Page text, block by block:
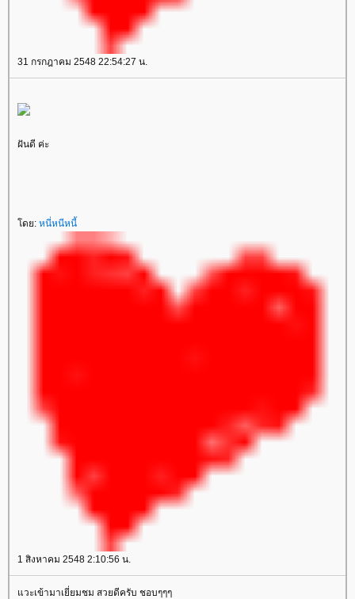
31 กรกฎาคม 2548 22:54:27 น.
ฝันดี ค่ะ
ดย: หนี่หนีหนี้
1 สิงหาคม 2548 2:10:56 น.
วะเข้ามาเยี่ยมชม สวยดีครับ ชอบๆๆๆ